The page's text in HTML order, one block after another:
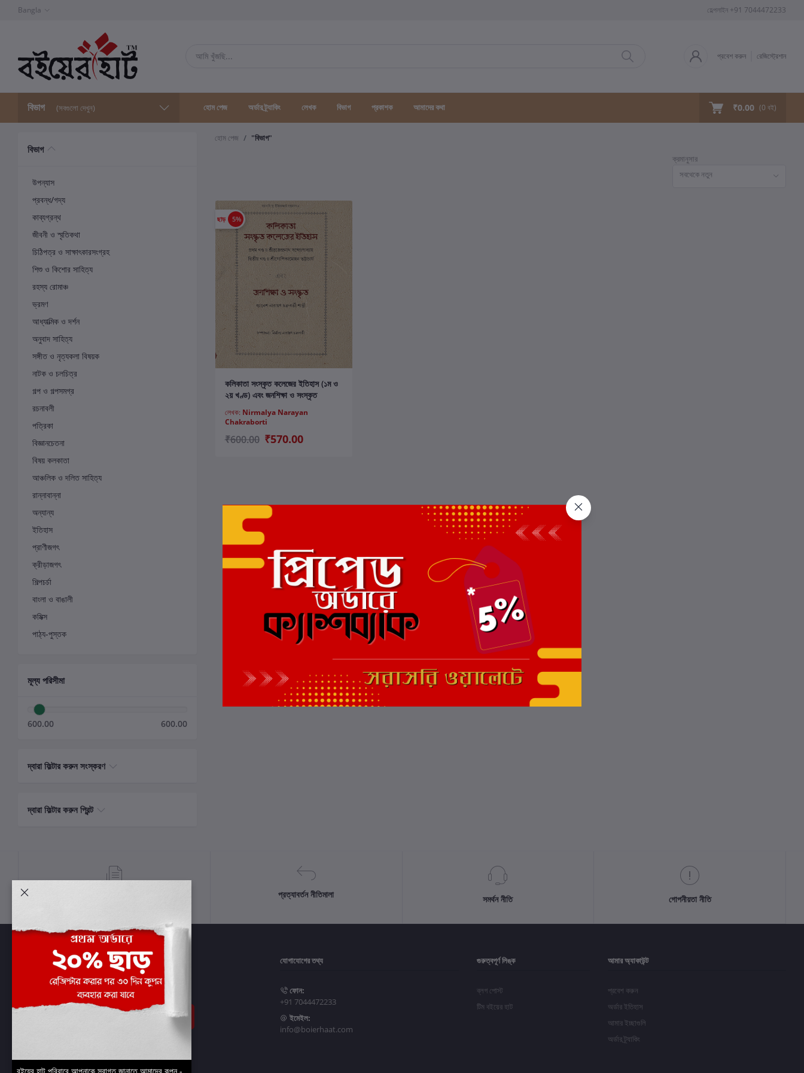
Bangla হেল্পলাইন +91 7044472233
প্রবেশ করুন রেজিস্ট্রেশান
বিভাগ (সবগুলো দেখুন) হোম পেজ অর্ডার ট্র্যাকিং লেখক বিভাগ প্রকাশক আমাদের কথা ₹0.00 (0 বই)
বিভাগ
উপন্যাস
প্রবন্ধ/গদ্য
কাব্যগ্রন্থ
জীবনী ও স্মৃতিকথা
চিঠিপত্র ও সাক্ষাৎকারসংগ্রহ
শিশু ও কিশোর সাহিত্য
রহস্য রোমাঞ্চ
ভ্রমণ
আধ্যাত্মিক ও দর্শন
অনুবাদ সাহিত্য
সঙ্গীত ও নৃত্যকলা বিষয়ক
নাটক ও চলচিত্র
গল্প ও গল্পসমগ্র
রচনাবলী
পত্রিকা
বিজ্ঞানচেতনা
বিষয় কলকাতা
আঞ্চলিক ও দলিত সাহিত্য
রান্নাবান্না
অন্যান্য
ইতিহাস
প্রাণীজগৎ
ক্রীড়াজগৎ
শিল্পচর্চা
বাংলা ও বাঙালী
কমিক্স
পাঠ্য-পুস্তক
মূল্য পরিসীমা
600.00 600.00
দ্বারা ফিল্টার করুন সংস্করণ
দ্বারা ফিল্টার করুন প্রিন্ট
হোম পেজ
"বিভাগ"
ক্রমানুসার
সবথেকে নতুন
ছাড় 5%
কার্টে যোগ করুন
কলিকাতা সংস্কৃত কলেজের ইতিহাস (১ম ও
২য় খণ্ড) এবং জনশিক্ষা ও সংস্কৃত
লেখক: Nirmalya Narayan
Chakraborti
₹600.00 ₹570.00
প্রত্যাবর্তন নীতিমালা সমর্থন নীতি গোপনীয়তা নীতি
সাবস্ক্রাইব
যোগাযোগের তথ্য
ফোন:
+91 7044472233
ইমেইল:
info@boierhaat.com
গুরুত্বপূর্ণ লিঙ্ক
ব্লগ পোস্ট
টিম বইয়ের হাট
আমার অ্যাকাউন্ট
প্রবেশ করুন
অর্ডার ইতিহাস
আমার ইচ্ছাগুলি
অর্ডার ট্র্যাকিং